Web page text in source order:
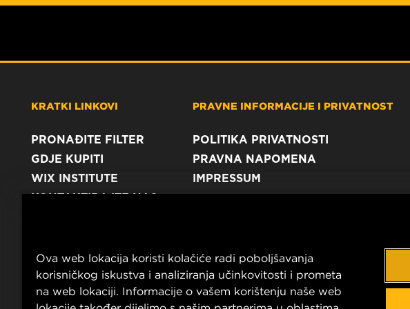
KRATKI LINKOVI
PRONAĐITE FILTER
GDJE KUPITI
WIX INSTITUTE
KONTAKTIRAJTE NAS
PRAVNE INFORMACIJE I PRIVATNOST
POLITIKA PRIVATNOSTI
PRAVNA NAPOMENA
IMPRESSUM
Ova web lokacija koristi kolačiće radi poboljšavanja
korisničkog iskustva i analiziranja učinkovitosti i prometa
na web lokaciji. Informacije o vašem korištenju naše web